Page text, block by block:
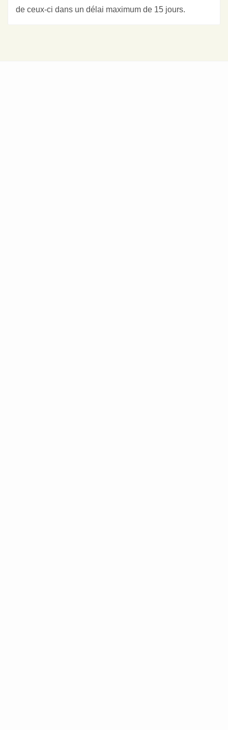
de ceux-ci dans un délai maximum de 15 jours.